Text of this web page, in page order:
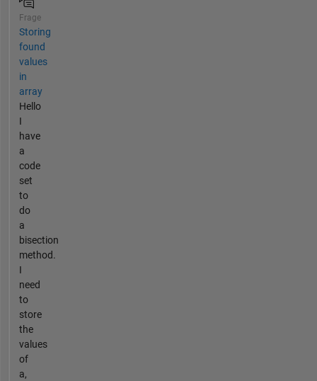
Frage
Storing
found
values
in
array
Hello
I
have
a
code
set
to
do
a
bisection
method.
I
need
to
store
the
values
of
a,